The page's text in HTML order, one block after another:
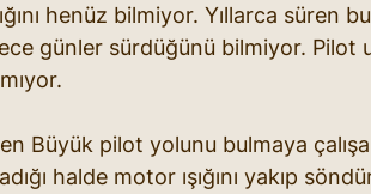
henüz bilmiyor. Yıllarca
günler sürdüğünü bilmiyor. Pilot
Büyük pilot yolunu bulmaya
halde motor ışığını yakıp